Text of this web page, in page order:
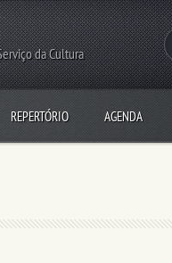
da Cultura
REPERTÓRIO AGENDA